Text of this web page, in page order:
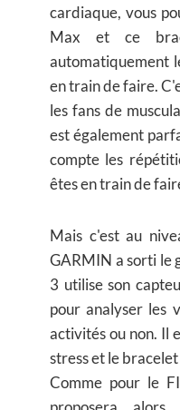
cardiaque, vous
Max et ce
automatiquement
en train de faire.
les fans de
est également
compte les
êtes en train de
Mais c'est au
GARMIN a sorti le
3 utilise son
pour analyser les
activités ou non. Il
stress et le
Comme pour le